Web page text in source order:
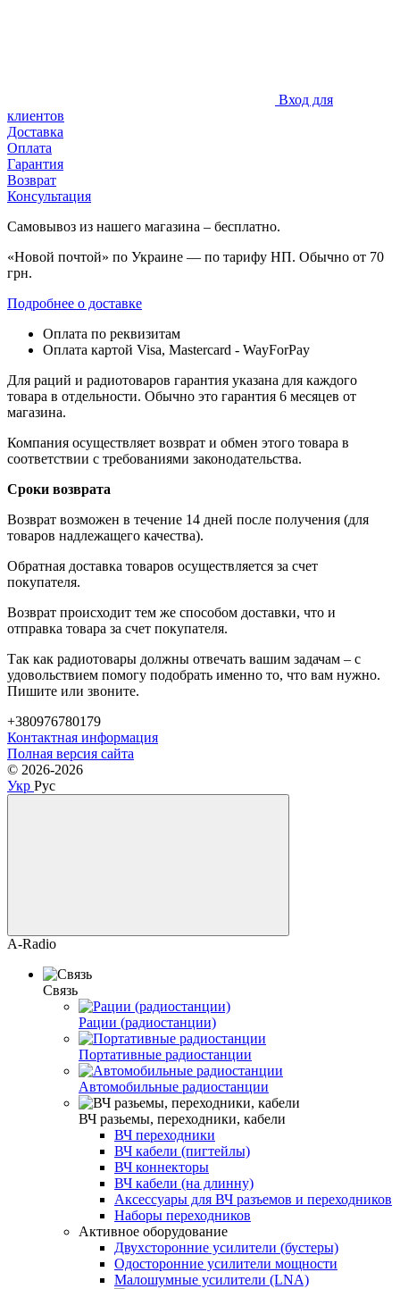
Вход для
клиентов
Доставка
Оплата
Гарантия
Возврат
Консультация
Самовывоз из нашего магазина – бесплатно.
«Новой почтой» по Украине — по тарифу НП. Обычно от 70
грн.
Подробнее о доставке
Оплата по реквизитам
Оплата картой Visa, Mastercard - WayForPay
Для раций и радиотоваров гарантия указана для каждого
товара в отдельности. Обычно это гарантия 6 месяцев от
магазина.
Компания осуществляет возврат и обмен этого товара в
соответствии с требованиями законодательства.
Сроки возврата
Возврат возможен в течение 14 дней после получения (для
товаров надлежащего качества).
Обратная доставка товаров осуществляется за счет
покупателя.
Возврат происходит тем же способом доставки, что и
отправка товара за счет покупателя.
Так как радиотовары должны отвечать вашим задачам – с
удовольствием помогу подобрать именно то, что вам нужно.
Пишите или звоните.
+380976780179
Контактная информация
Полная версия сайта
© 2026-2026
Укр Рус
A-Radio
Связь
Рации (радиостанции)
Портативные радиостанции
Автомобильные радиостанции
ВЧ разьемы, переходники, кабели
ВЧ переходники
ВЧ кабели (пигтейлы)
ВЧ коннекторы
ВЧ кабели (на длинну)
Аксессуары для ВЧ разъемов и переходников
Наборы переходников
Активное оборудование
Двухсторонние усилители (бустеры)
Одосторонние усилители мощности
Малошумные усилители (LNA)